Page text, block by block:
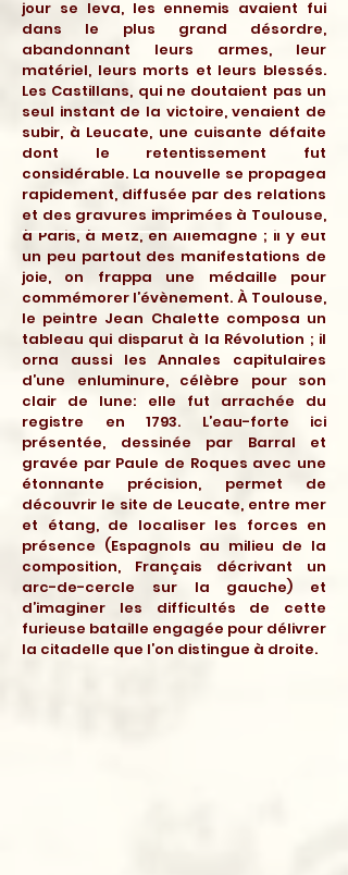
jour se leva, les ennemis avaient fui
dans le plus grand désordre,
abandonnant leurs armes, leur
matériel, leurs morts et leurs blessés.
Les Castillans, qui ne doutaient pas un
seul instant de la victoire, venaient de
subir, à Leucate, une cuisante défaite
dont le retentissement fut
considérable. La nouvelle se propagea
rapidement, diffusée par des relations
et des gravures imprimées à Toulouse,
à Paris, à Metz, en Allemagne ; il y eut
un peu partout des manifestations de
joie, on frappa une médaille pour
commémorer l’évènement. À Toulouse,
le peintre Jean Chalette composa un
tableau qui disparut à la Révolution ; il
orna aussi les Annales capitulaires
d’une enluminure, célèbre pour son
clair de lune: elle fut arrachée du
registre en 1793. L’eau-forte ici
présentée, dessinée par Barral et
gravée par Paule de Roques avec une
étonnante précision, permet de
découvrir le site de Leucate, entre mer
et étang, de localiser les forces en
présence (Espagnols au milieu de la
composition, Français décrivant un
arc-de-cercle sur la gauche) et
d’imaginer les difficultés de cette
furieuse bataille engagée pour délivrer
la citadelle que l’on distingue à droite.